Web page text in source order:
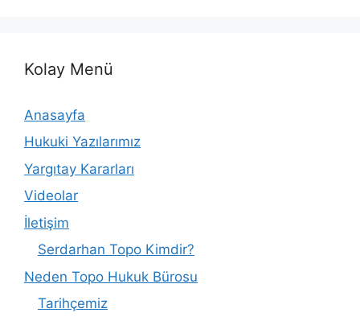
Kolay Menü
Anasayfa
Hukuki Yazılarımız
Yargıtay Kararları
Videolar
İletişim
Serdarhan Topo Kimdir?
Neden Topo Hukuk Bürosu
Tarihçemiz